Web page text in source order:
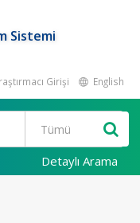
Sistemi
Girişi English
Detaylı Arama